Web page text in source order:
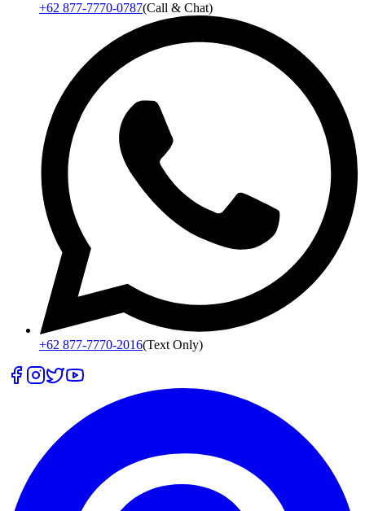
+62 877-7770-0787(Call & Chat)
+62 877-7770-2016(Text Only)